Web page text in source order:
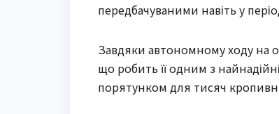
передбачуваними навіть у
Завдяки автономному ходу на
що робить її одним з
порятунком для тисяч